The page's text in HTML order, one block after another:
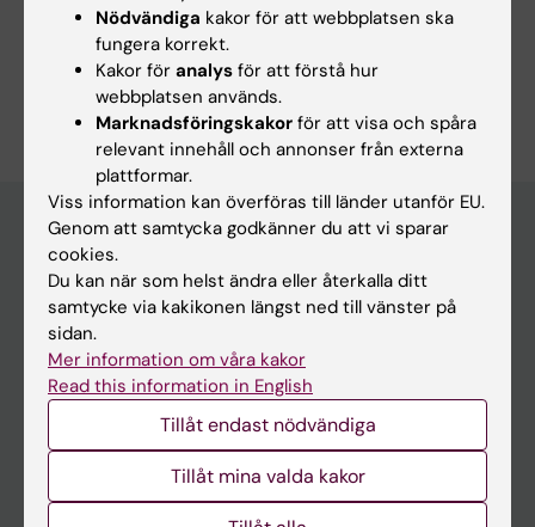
Huvudmeny
Utbildning
Forskarutbildning
Forskning
På gång
Nödvändiga kakor för att webbplatsen ska
fungera korrekt.
Kakor för analys för att förstå hur
webbplatsen används.
Marknadsföringskakor för att visa och spåra
relevant innehåll och annonser från externa
plattformar.
Viss information kan överföras till länder utanför EU.
Genom att samtycka godkänner du att vi sparar
cookies.
Du kan när som helst ändra eller återkalla ditt
samtycke via kakikonen längst ned till vänster på
sidan.
Mer information om våra kakor
Read this information in English
Tillåt endast nödvändiga
Tillåt mina valda kakor